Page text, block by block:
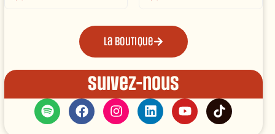
La boutique
Suivez-nous